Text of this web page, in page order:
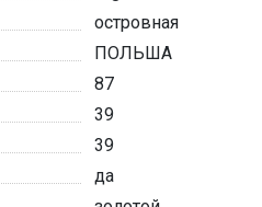
островная
ПОЛЬША
87
39
39
да